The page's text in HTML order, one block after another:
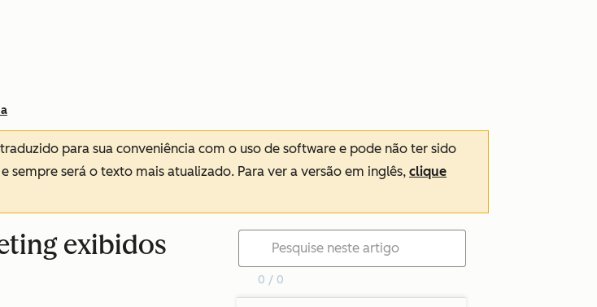
para sua conveniência com o uso de software e pode não ter sido
sempre será o texto mais atualizado. Para ver a versão em inglês, clique
exibidos
0 / 0